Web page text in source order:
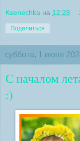
Ksenechka на 12:28
Поделиться
суббота, 1 июня
С началом
:)